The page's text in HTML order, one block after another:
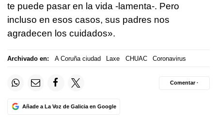
te puede pasar en la vida -lamenta-. Pero
incluso en esos casos, sus padres nos
agradecen los cuidados».
Archivado en: A Coruña ciudad Laxe CHUAC Coronavirus
Añade a La Voz de Galicia en Google
Comentar ·